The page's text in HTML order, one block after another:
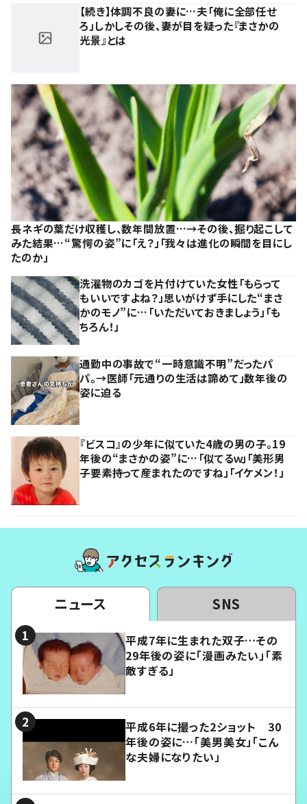
【続き】体調不良の妻に…夫「俺に全部任せ
ろ」しかしその後、妻が目を疑った『まさかの
光景』とは
長ネギの葉だけ収穫し、数年間放置…→その後、掘り起こして
みた結果…“驚愕の姿”に「え？」「我々は進化の瞬間を目にし
たのか」
洗濯物のカゴを片付けていた女性「もらって
もいいですよね？」思いがけず手にした“まさ
かのモノ”に…「いただいておきましょう」「も
ちろん！」
通勤中の事故で“一時意識不明”だったパ
パ。→医師「元通りの生活は諦めて」数年後の
姿に迫る
『ビスコ』の少年に似ていた4歳の男の子。19
年後の“まさかの姿”に…「似てるｗ」「美形男
子要素持って産まれたのですね」「イケメン！」
ニュース SNS
平成7年に生まれた双子…その
29年後の姿に「漫画みたい」「素
敵すぎる」
平成6年に撮った2ショット 30
年後の姿に…「美男美女」「こん
な夫婦になりたい」